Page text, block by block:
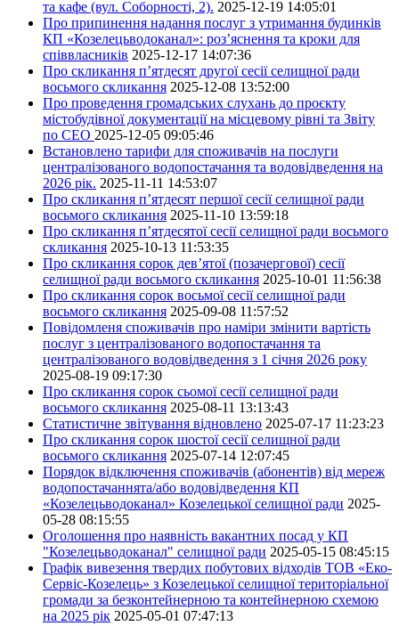
та кафе (вул. Соборності, 2). 2025-12-19 14:05:01
Про припинення надання послуг з утримання будинків
КП «Козелецьводоканал»: роз’яснення та кроки для
співвласників 2025-12-17 14:07:36
Про скликання п’ятдесят другої сесії селищної ради
восьмого скликання 2025-12-08 13:52:00
Про проведення громадських слухань до проєкту
містобудівної документації на місцевому рівні та Звіту
по СЕО 2025-12-05 09:05:46
Встановлено тарифи для споживачів на послуги
централізованого водопостачання та водовідведення на
2026 рік. 2025-11-11 14:53:07
Про скликання п’ятдесят першої сесії селищної ради
восьмого скликання 2025-11-10 13:59:18
Про скликання п’ятдесятої сесії селищної ради восьмого
скликання 2025-10-13 11:53:35
Про скликання сорок дев’ятої (позачергової) сесії
селищної ради восьмого скликання 2025-10-01 11:56:38
Про скликання сорок восьмої сесії селищної ради
восьмого скликання 2025-09-08 11:57:52
Повідомленя споживачів про наміри змінити вартість
послуг з централізованого водопостачання та
централізованого водовідведення з 1 січня 2026 року
2025-08-19 09:17:30
Про скликання сорок сьомої сесії селищної ради
восьмого скликання 2025-08-11 13:13:43
Статистичне звітування відновлено 2025-07-17 11:23:23
Про скликання сорок шостої сесії селищної ради
восьмого скликання 2025-07-14 12:07:45
Порядок відключення споживачів (абонентів) від мереж
водопостачаннята/або водовідведення КП
«Козелецьводоканал» Козелецької селищної ради 2025-
05-28 08:15:55
Оголошення про наявність вакантних посад у КП
"Козелецьводоканал" селищної ради 2025-05-15 08:45:15
Графік вивезення твердих побутових відходів ТОВ «Еко-
Сервіс-Козелець» з Козелецької селищної територіальної
громади за безконтейнерною та контейнерною схемою
на 2025 рік 2025-05-01 07:47:13